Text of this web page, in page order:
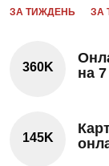
ЗА ТИЖДЕНЬ ЗА
360K
на
145K